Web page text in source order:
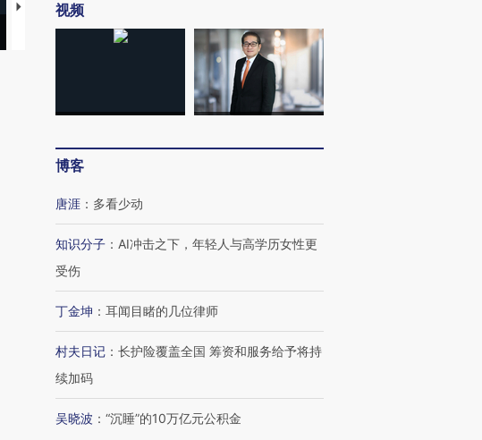
【推广】走进第四届链博
有意思的生活方式·第三对
住三大增长引擎是什么？
视频
博客
唐涯 ： 多看少动
知识分子 ： AI冲击之下，年轻人与高学历女性更
受伤
丁金坤 ： 耳闻目睹的几位律师
村夫日记 ： 长护险覆盖全国 筹资和服务给予将持
续加码
吴晓波 ： “沉睡”的10万亿元公积金